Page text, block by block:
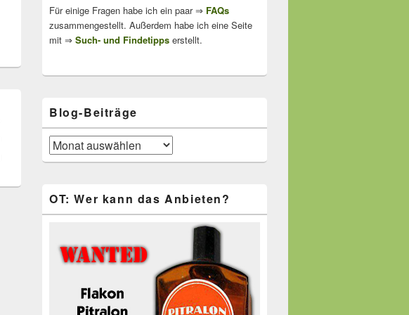
Für einige Fragen habe ich ein paar ⇒ FAQs
zusammengestellt. Außerdem habe ich eine Seite
mit ⇒ Such- und Findetipps erstellt.
Blog-Beiträge
Blog-
Beiträge
OT: Wer kann das Anbieten?